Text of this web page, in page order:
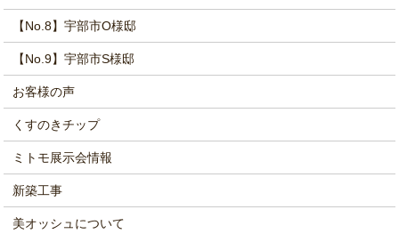
【No.8】宇部市O様邸
【No.9】宇部市S様邸
お客様の声
くすのきチップ
ミトモ展示会情報
新築工事
美オッシュについて